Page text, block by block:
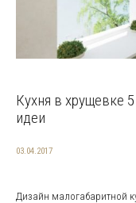
Кухня в хрущевке
идеи
03.04.2017
Дизайн малогабаритной